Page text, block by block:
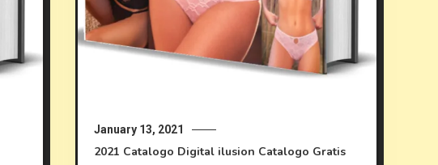
January 13, 2021
2021 Catalogo Digital ilusion Catalogo Gratis